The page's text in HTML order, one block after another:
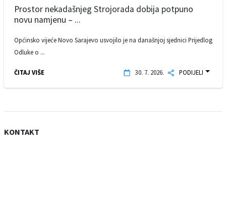
Prostor nekadašnjeg Strojorada dobija potpuno
novu namjenu – ...
Općinsko vijeće Novo Sarajevo usvojilo je na današnjoj sjednici Prijedlog
Odluke o ...
ČITAJ VIŠE 30. 7. 2026. PODIJELI
KONTAKT